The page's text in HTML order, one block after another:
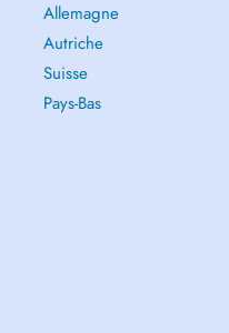
Allemagne
Autriche
Suisse
Pays-Bas